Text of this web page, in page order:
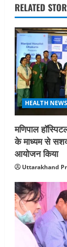
v
i
g
a
t
i
o
n
RELATED
HEALTH NEWS
मणिपाल
के माध्यम से
आयोजन किया
Uttarakhand